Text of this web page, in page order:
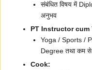
संबंधित विषय में
अनुभव
PT Instructor cum
Yoga / Sports /
Degree तथा कम
Cook: